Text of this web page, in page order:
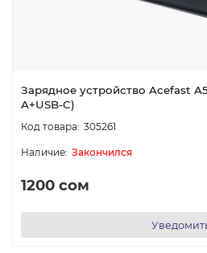
Зарядное устройство Acefast
A+USB-C)
305261
Закончился
1200 сом